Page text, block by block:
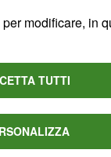
modificare, in
TUTTI